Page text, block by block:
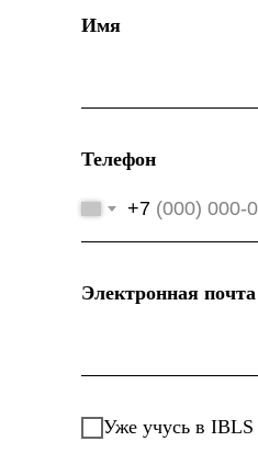
Имя
Телефон
+7
Электронная почта
Уже учусь в IBLS